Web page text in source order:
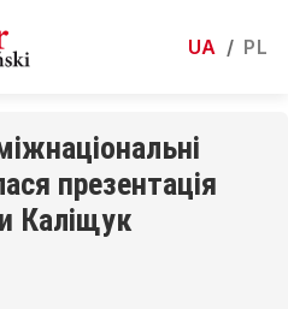
UA / PL
презентація
Каліщук